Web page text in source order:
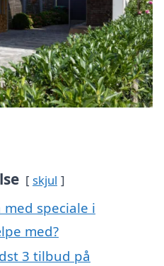
skjul
speciale i
med?
3 tilbud på